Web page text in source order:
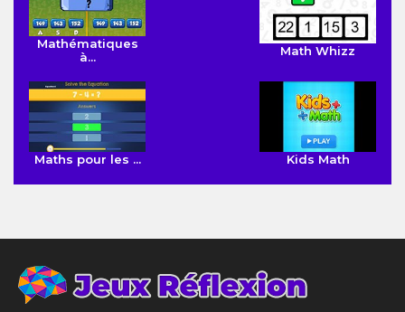
Mathématiques
à...
Math Whizz
Maths pour les ... Kids Math